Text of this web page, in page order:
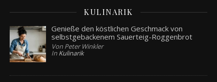
KULINARIK
Genieße den köstlichen Geschmack von
selbstgebackenem Sauerteig-Roggenbrot
Von Peter Winkler
In Kulinarik